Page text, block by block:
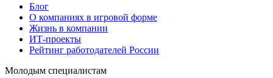
Блог
О компаниях в игровой форме
Жизнь в компании
ИТ-проекты
Рейтинг работодателей России
Молодым специалистам